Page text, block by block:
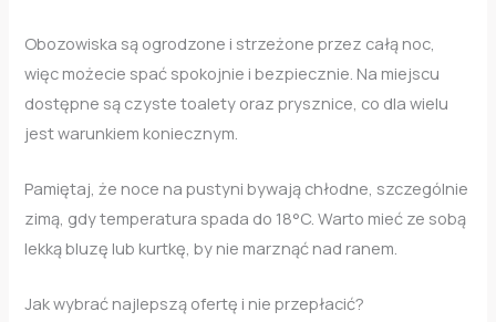
Obozowiska są ogrodzone i strzeżone przez całą noc,
więc możecie spać spokojnie i bezpiecznie. Na miejscu
dostępne są czyste toalety oraz prysznice, co dla wielu
jest warunkiem koniecznym.
Pamiętaj, że noce na pustyni bywają chłodne, szczególnie
zimą, gdy temperatura spada do 18°C. Warto mieć ze sobą
lekką bluzę lub kurtkę, by nie marznąć nad ranem.
Jak wybrać najlepszą ofertę i nie przepłacić?